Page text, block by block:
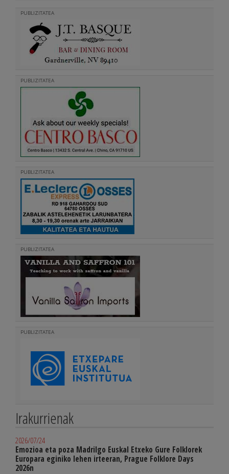
PUBLIZITATEA
PUBLIZITATEA
PUBLIZITATEA
PUBLIZITATEA
PUBLIZITATEA
Irakurrienak
2026/07/24
Emozioa eta poza Madrilgo Euskal Etxeko Gure Folklorek
Europara eginiko lehen irteeran, Prague Folklore Days
2026n